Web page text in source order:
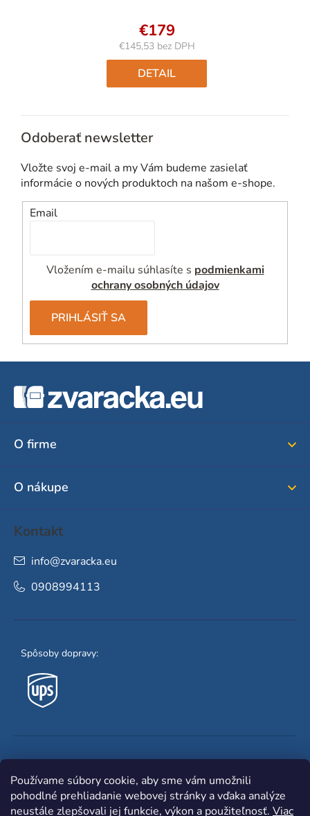
Používame súbory cookie, aby sme vám umožnili
pohodlné prehliadanie webovej stránky a vďaka analýze
neustále zlepšovali jej funkcie, výkon a použiteľnosť. Viac
€179
€145,53 bez DPH
Jednotková
cena:
DETAIL
Odoberať newsletter
Vložte svoj e-mail a my Vám budeme zasielať
informácie o nových produktoch na našom e-shope.
Email
Vložením e-mailu súhlasíte s podmienkami
ochrany osobných údajov
PRIHLÁSIŤ SA
O firme
O nákupe
Kontakt
info@zvaracka.eu
0908994113
Spôsoby dopravy: